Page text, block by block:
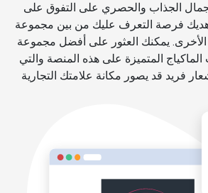
الجذاب والحصري على التفوق على
فرصة التعرف عليك من بين مجموعة
يمكنك العثور على أفضل مجموعة
المتميزة على هذه المنصة والتي